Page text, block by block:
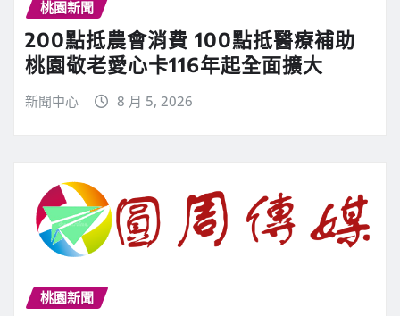
桃園新聞
200點抵農會消費 100點抵醫療補助
桃園敬老愛心卡116年起全面擴大
新聞中心 8 月 5, 2026
桃園新聞